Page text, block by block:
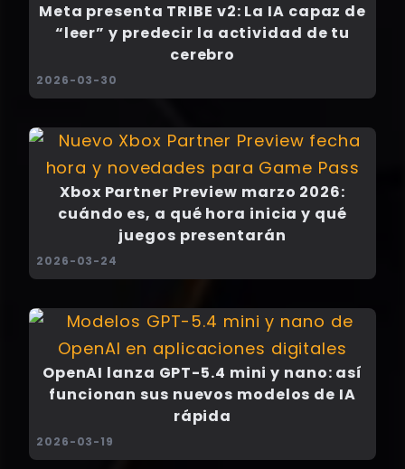
Meta presenta TRIBE v2: La IA capaz de
“leer” y predecir la actividad de tu
cerebro
2026-03-30
Xbox Partner Preview marzo 2026:
cuándo es, a qué hora inicia y qué
juegos presentarán
2026-03-24
OpenAI lanza GPT-5.4 mini y nano: así
funcionan sus nuevos modelos de IA
rápida
2026-03-19